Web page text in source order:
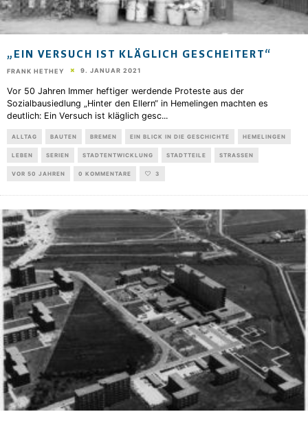
„EIN VERSUCH IST KLÄGLICH GESCHEITERT“
FRANK HETHEY 9. JANUAR 2021
Vor 50 Jahren Immer heftiger werdende Proteste aus der
Sozialbausiedlung „Hinter den Ellern“ in Hemelingen machten es
deutlich: Ein Versuch ist kläglich gesc...
ALLTAG BAUTEN BREMEN EIN BLICK IN DIE GESCHICHTE HEMELINGEN
LEBEN SERIEN STADTENTWICKLUNG STADTTEILE STRASSEN
VOR 50 JAHREN 0 KOMMENTARE 3